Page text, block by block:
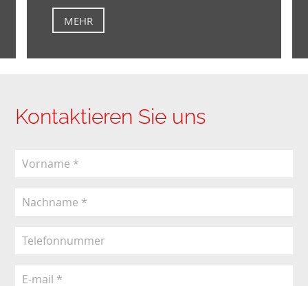
MEHR
Kontaktieren Sie uns